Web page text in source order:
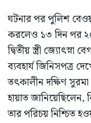
ঘটনার পর পুলিশ
করলেও ১৩ দিন পর
দ্বিতীয় স্ত্রী
ব্যবহার্য জিনিসপত্র
তৎকালীন দক্ষিণ
হায়াত
তার পরিচয় নিশ্চিত